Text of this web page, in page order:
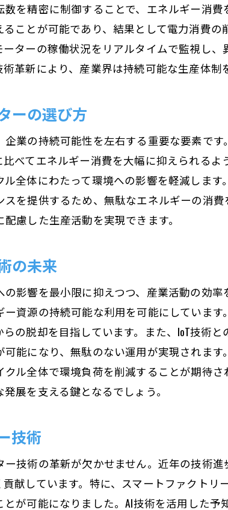
持続可能な社会を支えるモーターの役割
最新モーター技術がもたらす社会的変革
モーター技術で実現するサステイナブルな
産業用モーターが描く未来の社会像
を精密に制御することで、エネルギー消
ことが可能であり、結果として電力消費
ターの稼働状況をリアルタイムで監視し
革新により、産業界は持続可能な生産体制
ーの選び方
業の持続可能性を左右する重要な要素で
べてエネルギー消費を大幅に抑えられる
全体にわたって環境への影響を軽減しま
を提供するため、無駄なエネルギーの消
慮した生産活動を実現できます。
の未来
影響を最小限に抑えつつ、産業活動の効
資源の持続可能な利用を可能にしていま
の脱却を目指しています。また、IoT技術
能になり、無駄のない運用が実現されま
ル全体で環境負荷を削減することが期待
展を支える鍵となるでしょう。
技術
技術の革新が欠かせません。近年の技術
献しています。特に、スマートファクト
が可能になりました。AI技術を活用した